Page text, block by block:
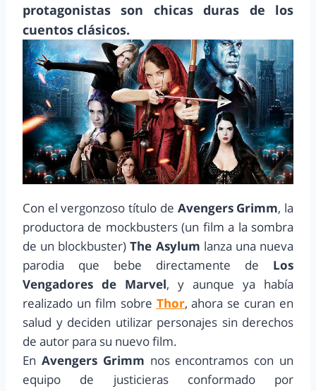
protagonistas son chicas duras de los
cuentos clásicos.
Con el vergonzoso título de Avengers Grimm, la
productora de mockbusters (un film a la sombra
de un blockbuster)The Asylum lanza una nueva
parodia que bebe directamente de Los
Vengadores de Marvel, y aunque ya había
realizado un film sobre Thor, ahora se curan en
salud y deciden utilizar personajes sin derechos
de autor para su nuevo film.
En Avengers Grimm nos encontramos con un
equipo de justicieras conformado por